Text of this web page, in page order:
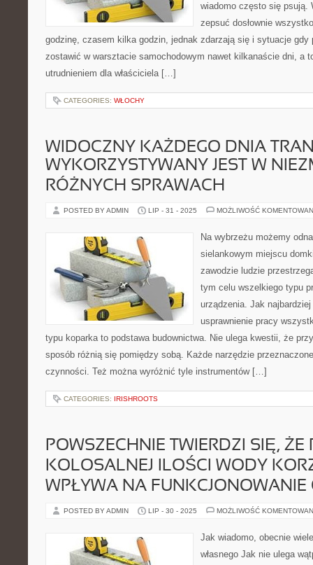
wiadomo często się psują.
zepsuć dosłownie
godzinę, czasem kilka godzin, jednak zdarzają się i sytuacje gdy
zostawić w warsztacie samochodowym nawet kilkanaście dni, a
utrudnieniem dla właściciela […]
CATEGORIES: WŁOCHY
WIDOCZNY KAŻDEGO DNIA
WYKORZYSTYWANY JEST W
RÓŻNYCH SPRAWACH
POSTED BY ADMIN LIP - 31 - 2025 MOŻLIWOŚĆ
Na wybrzeżu możemy
sielankowym miejscu
zawodzie ludzie
tym celu wszelkiego typu
urządzenia. Jak
usprawnienie pracy
typu koparka to podstawa budownictwa. Nie ulega kwestii, że
sposób różnią się pomiędzy sobą. Każde narzędzie
czynności. Też można wyróżnić tyle instrumentów […]
CATEGORIES: IRISHROOTS
POWSZECHNIE TWIERDZI SIĘ, ŻE
KOLOSALNEJ ILOŚCI WODY
WPŁYWA NA FUNKCJONOWANIE
POSTED BY ADMIN LIP - 30 - 2025 MOŻLIWOŚĆ
Jak wiadomo, obecnie
własnego Jak nie ulega